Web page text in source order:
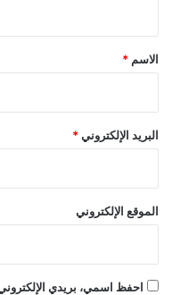
*
الاسم *
البريد الإلكتروني *
الموقع الإلكتروني
احفظ اسمي، بريدي